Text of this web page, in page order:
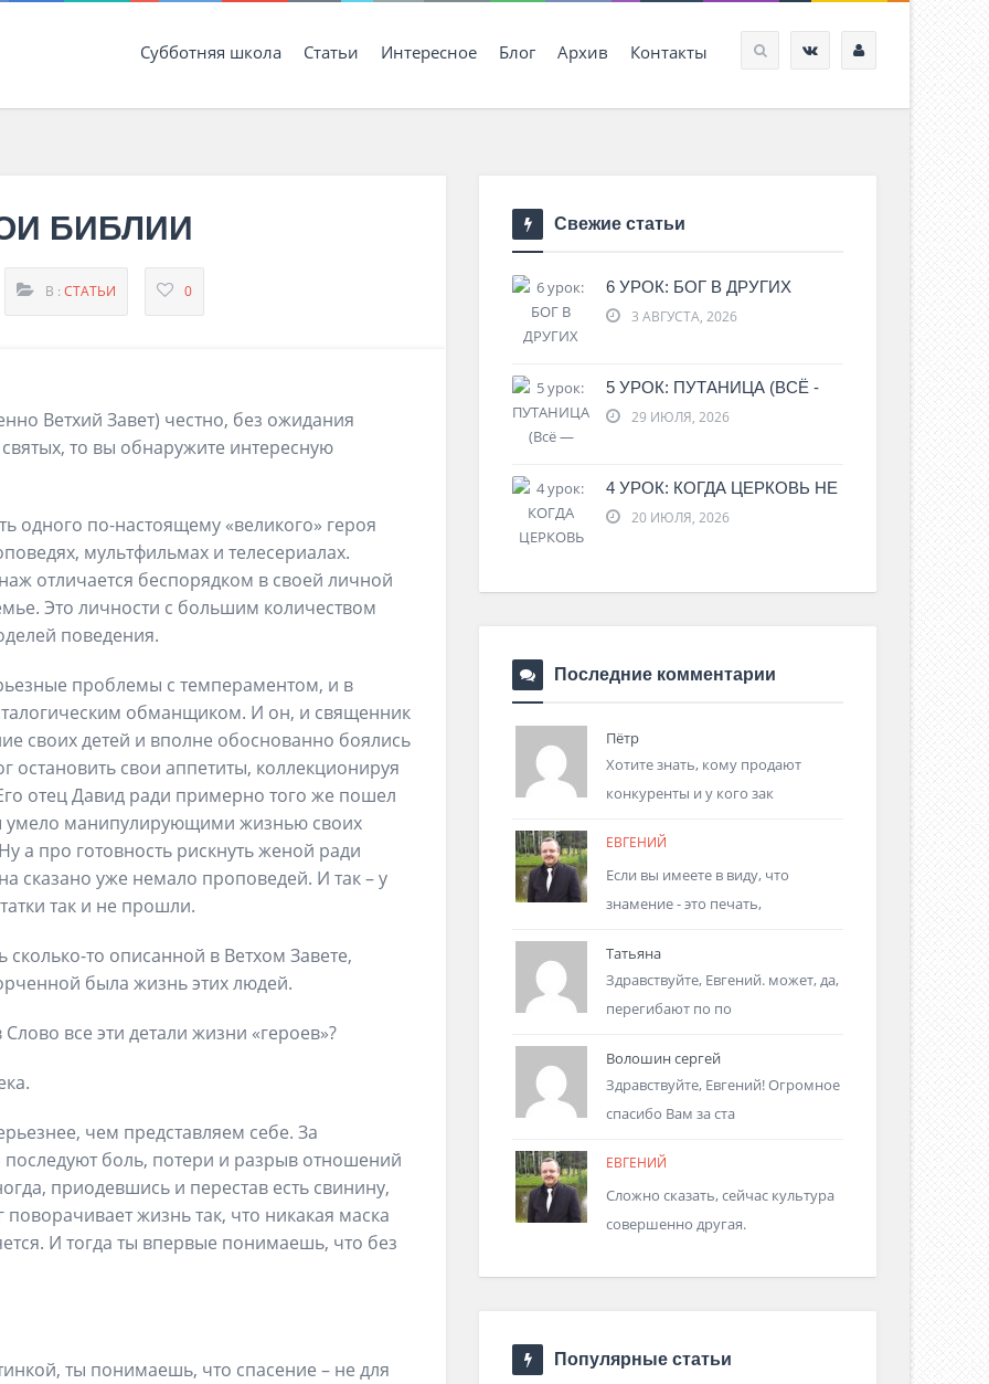
Субботняя школа Статьи Интересное Блог Архив Контакты
БИБЛИИ
В : СТАТЬИ 0
Ветхий Завет) честно, без ожидания
то вы обнаружите интересную
одного по-настоящему «великого» героя
мультфильмах и телесериалах.
отличается беспорядком в своей личной
Это личности с большим количеством
поведения.
проблемы с темпераментом, и в
обманщиком. И он, и священник
своих детей и вполне обоснованно боялись
свои аппетиты, коллекционируя
отец Давид ради примерно того же пошел
умело манипулирующими жизнью своих
а про готовность рискнуть женой ради
сказано уже немало проповедей. И так – у
так и не прошли.
то описанной в Ветхом Завете,
была жизнь этих людей.
все эти детали жизни «героев»?
чем представляем себе. За
боль, потери и разрыв отношений
приодевшись и перестав есть свинину,
жизнь так, что никакая маска
И тогда ты впервые понимаешь, что без
ты понимаешь, что спасение – не для
Свежие статьи
6 УРОК: БОГ В ДРУГИХ
3 АВГУСТА, 2026
5 УРОК: ПУТАНИЦА (ВСЁ -
29 ИЮЛЯ, 2026
4 УРОК: КОГДА ЦЕРКОВЬ НЕ
20 ИЮЛЯ, 2026
Последние комментарии
Пётр
Хотите знать, кому продают
конкуренты и у кого зак
ЕВГЕНИЙ
Если вы имеете в виду, что
знамение - это печать,
Татьяна
Здравствуйте, Евгений. может, да,
перегибают по по
Волошин сергей
Здравствуйте, Евгений! Огромное
спасибо Вам за ста
ЕВГЕНИЙ
Сложно сказать, сейчас культура
совершенно другая.
Популярные статьи